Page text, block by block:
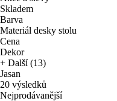
Skladem
Barva
Materiál desky stolu
Cena
Dekor
+ Další (13)
Jasan
20 výsledků
Nejprodávanější